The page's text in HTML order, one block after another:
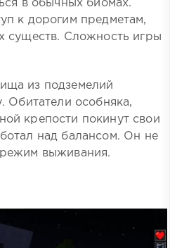
в обычных биомах.
к дорогим предметам,
существ. Сложность игры
из подземелий
Обитатели особняка,
крепости покинут свои
над балансом. Он не
выживания.